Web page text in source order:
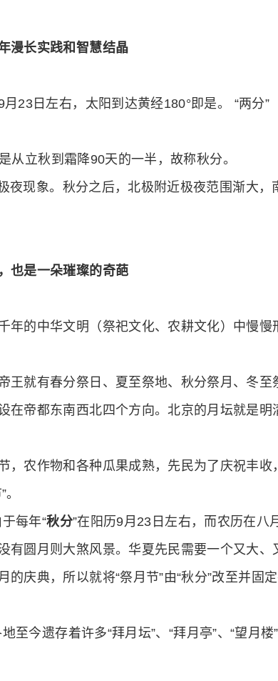
漫长实践和智慧结晶
23日左右，太阳到达黄经180°即是。 “两分”
从立秋到霜降90天的一半，故称秋分。
夜现象。秋分之后，北极附近极夜范围渐大，
也是一朵璀璨的奇葩
年的中华文明（祭祀文化、农耕文化）中慢慢
王就有春分祭日、夏至祭地、秋分祭月、冬至
在帝都东南西北四个方向。北京的月坛就是明
，农作物和各种瓜果成熟，先民为了庆祝丰收
每年“秋分”在阳历9月23日左右，而农历在八
有圆月则大煞风景。华夏先民需要一个又大、
庆典，所以就将“祭月节”由“秋分”改至并固
至今遗存着许多“拜月坛”、“拜月亭”、“望月楼